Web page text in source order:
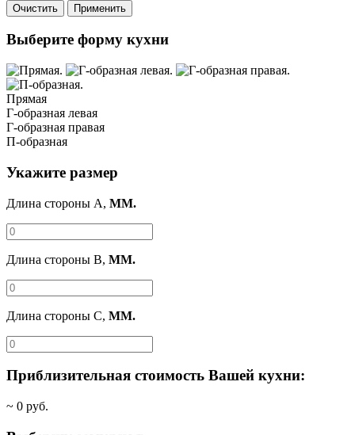
Очистить Применить
Выберите форму кухни
Прямая
Г-образная левая
Г-образная правая
П-образная
Укажите размер
Длина стороны A, ММ.
Длина стороны B, ММ.
Длина стороны C, ММ.
Приблизительная стоимость Вашей кухни:
~ 0 руб.